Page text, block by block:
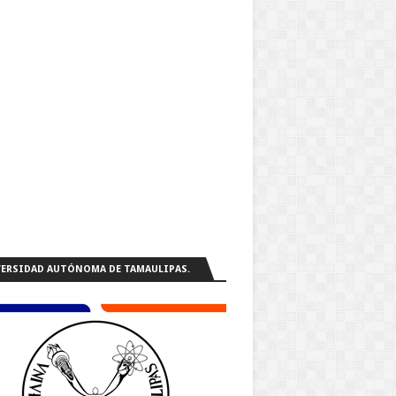
AUTÓNOMA DE TAMAULIPAS.